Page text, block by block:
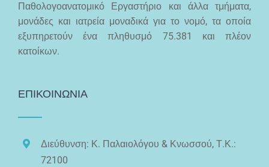
Παθολογοανατομικό Εργαστήριο και άλλα τμήματα,
μονάδες και ιατρεία μοναδικά για το νομό, τα οποία
εξυπηρετούν ένα πληθυσμό 75.381 και πλέον
κατοίκων.
ΕΠΙΚΟΙΝΩΝΙΑ
Διεύθυνση: Κ. Παλαιολόγου & Κνωσσού, Τ.Κ.:
72100